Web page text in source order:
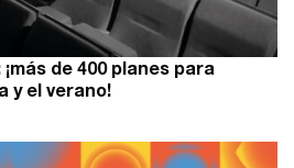
de 400 planes para
y el verano!